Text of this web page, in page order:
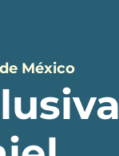
México